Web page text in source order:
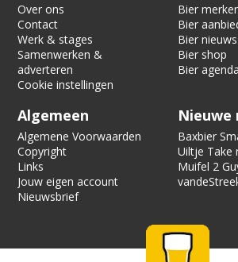
Over ons
Contact
Werk & stages
Samenwerken &
adverteren
Cookie instellingen
Bier
Bier
Bier nieuws
Bier shop
Bier agenda
Algemeen
Algemene Voorwaarden
Copyright
Links
Jouw eigen account
Nieuwsbrief
Nieuwe
Baxbier
Strata
Uiltje Take
the Hotel
Muifel 2